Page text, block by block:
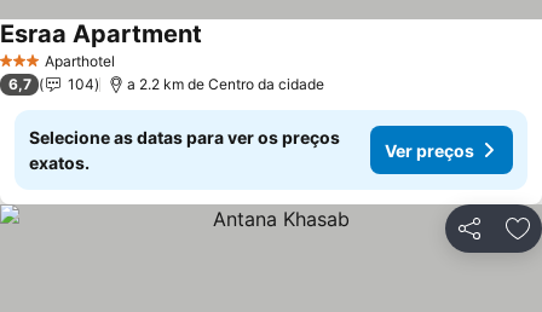
3 EstrelasAparthotel
Esraa Apartment
6,7 104 a 2.2 km de Centro da cidade
Selecione as datas para ver os preços
exatos.
Ver preços
Partilhar